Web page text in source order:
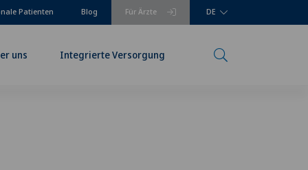
Für Ärzte
Patienten Blog DE
uns Integrierte Versorgung